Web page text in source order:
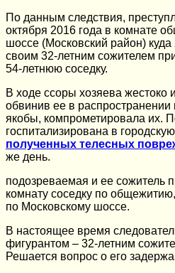
По данным следствия,
октября 2016 года в комнате
шоссе (Московский район)
своим 32-летним сожителем
54-летнюю соседку.
В ходе ссоры хозяева жестоко
обвинив ее в
якобы, компрометировала их.
госпитализирована в
полученных телесных
же день.
подозреваемая и ее сожитель
комнату соседку по
по Московскому шоссе.
В настоящее время
фигурантом – 32-летним
Решается вопрос о его